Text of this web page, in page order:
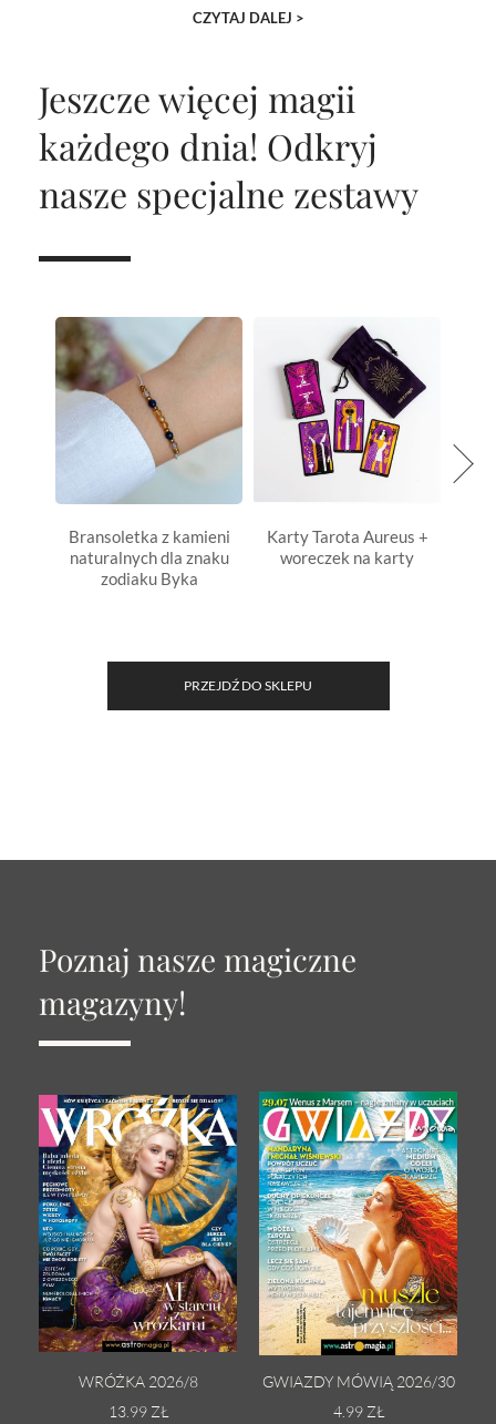
CZYTAJ DALEJ >
Jeszcze więcej magii
każdego dnia! Odkryj
nasze specjalne zestawy
Bransoletka z kamieni
naturalnych dla znaku
zodiaku Byka
Karty Tarota Aureus +
woreczek na karty
PRZEJDŹ DO SKLEPU
Poznaj nasze magiczne
magazyny!
WRÓŻKA 2026/8
13.99 ZŁ
GWIAZDY MÓWIĄ 2026/30
4.99 ZŁ